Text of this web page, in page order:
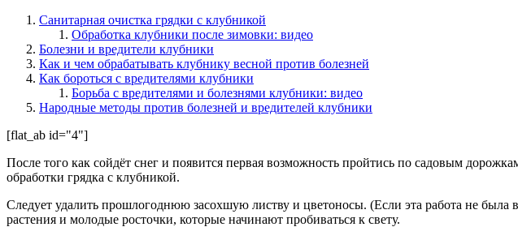
Санитарная очистка грядки с клубникой
Обработка клубники после зимовки: видео
Болезни и вредители клубники
Как и чем обрабатывать клубнику весной против болезней
Как бороться с вредителями клубники
Борьба с вредителями и болезнями клубники: видео
Народные методы против болезней и вредителей клубники
[flat_ab id="4"]
После того как сойдёт снег и появится первая возможность пройтись по садовым
обработки грядка с клубникой.
Следует удалить прошлогоднюю засохшую листву и цветоносы. (Если эта работа не
растения и молодые росточки, которые начинают пробиваться к свету.